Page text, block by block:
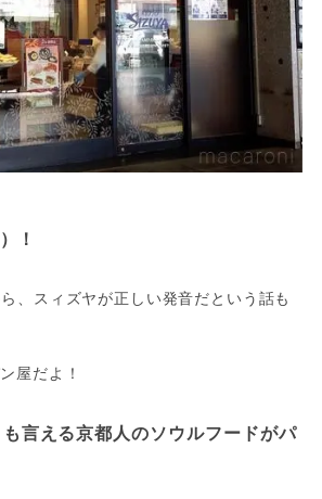
！
、スィズヤが正しい発音だという話も
言える京都人のソウルフードがパ